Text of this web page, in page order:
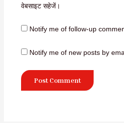
वेबसाइट सहेजें।
Notify me of follow-up
Notify me of new posts by